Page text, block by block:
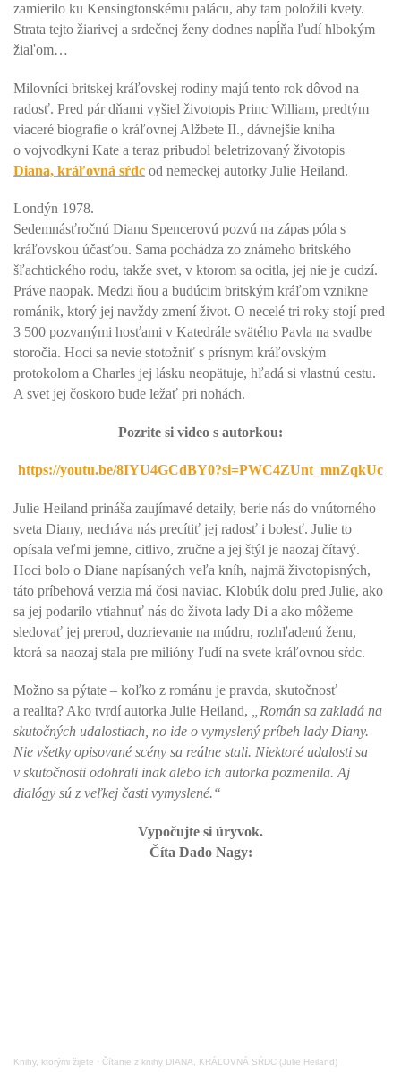
zamierilo ku Kensingtonskému palácu, aby tam položili kvety.
Strata tejto žiarivej a srdečnej ženy dodnes napĺňa ľudí hlbokým
žiaľom…
Milovníci britskej kráľovskej rodiny majú tento rok dôvod na
radosť. Pred pár dňami vyšiel životopis Princ William, predtým
viaceré biografie o kráľovnej Alžbete II., dávnejšie kniha
o vojvodkyni Kate a teraz pribudol beletrizovaný životopis
Diana, kráľovná sŕdc od nemeckej autorky Julie Heiland.
Londýn 1978.
Sedemnásťročnú Dianu Spencerovú pozvú na zápas póla s
kráľovskou účasťou. Sama pochádza zo známeho britského
šľachtického rodu, takže svet, v ktorom sa ocitla, jej nie je cudzí.
Práve naopak. Medzi ňou a budúcim britským kráľom vznikne
románik, ktorý jej navždy zmení život. O necelé tri roky stojí pred
3 500 pozvanými hosťami v Katedrále svätého Pavla na svadbe
storočia. Hoci sa nevie stotožniť s prísnym kráľovským
protokolom a Charles jej lásku neopätuje, hľadá si vlastnú cestu.
A svet jej čoskoro bude ležať pri nohách.
Pozrite si video s autorkou:
https://youtu.be/8IYU4GCdBY0?si=PWC4ZUnt_mnZqkUc
Julie Heiland prináša zaujímavé detaily, berie nás do vnútorného
sveta Diany, necháva nás precítiť jej radosť i bolesť. Julie to
opísala veľmi jemne, citlivo, zručne a jej štýl je naozaj čítavý.
Hoci bolo o Diane napísaných veľa kníh, najmä životopisných,
táto príbehová verzia má čosi naviac. Klobúk dolu pred Julie, ako
sa jej podarilo vtiahnuť nás do života lady Di a ako môžeme
sledovať jej prerod, dozrievanie na múdru, rozhľadenú ženu,
ktorá sa naozaj stala pre milióny ľudí na svete kráľovnou sŕdc.
Možno sa pýtate – koľko z románu je pravda, skutočnosť
a realita? Ako tvrdí autorka Julie Heiland, „Román sa zakladá na
skutočných udalostiach, no ide o vymyslený príbeh lady Diany.
Nie všetky opisované scény sa reálne stali. Niektoré udalosti sa
v skutočnosti odohrali inak alebo ich autorka pozmenila. Aj
dialógy sú z veľkej časti vymyslené.“
Vypočujte si úryvok.
Číta Dado Nagy:
Knihy, ktorými žijete · Čítanie z knihy DIANA, KRÁĽOVNÁ SŔDC (Julie Heiland)